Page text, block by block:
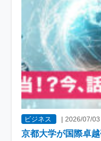
ビジネス |2026/07/03
京都大学が国際卓